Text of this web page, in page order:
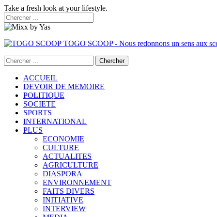
Take a fresh look at your lifestyle.
TOGO SCOOP - Nous redonnons un sens aux
ACCUEIL
DEVOIR DE MEMOIRE
POLITIQUE
SOCIETE
SPORTS
INTERNATIONAL
PLUS
ECONOMIE
CULTURE
ACTUALITES
AGRICULTURE
DIASPORA
ENVIRONNEMENT
FAITS DIVERS
INITIATIVE
INTERVIEW